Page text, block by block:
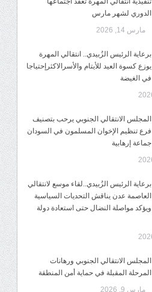
الدوري لشهر مارس
مارس 14, 2026
برعاية الرئيس الزُبيدي.. انتقالي المهرة
يوزع كسوة العيد للأيتام والأسرالاكثرإحتياجا
في الغيضة
المجلس الانتقالي الجنوبي يرحب بتصنيف
فرع تنظيم الإخوان المسلمون في السودان
جماعة إرهابية
برعاية الرئيس الزُبيدي..لقاء موسع لانتقالي
العاصمة عدن يناقش التحديات السياسية
ويؤكد مواصلة النضال حتى استعادة دولة
المجلس الانتقالي الجنوبي ورهانات
المرحلة المقبلة في حماية أمن المنطقة
مارس 9, 2026